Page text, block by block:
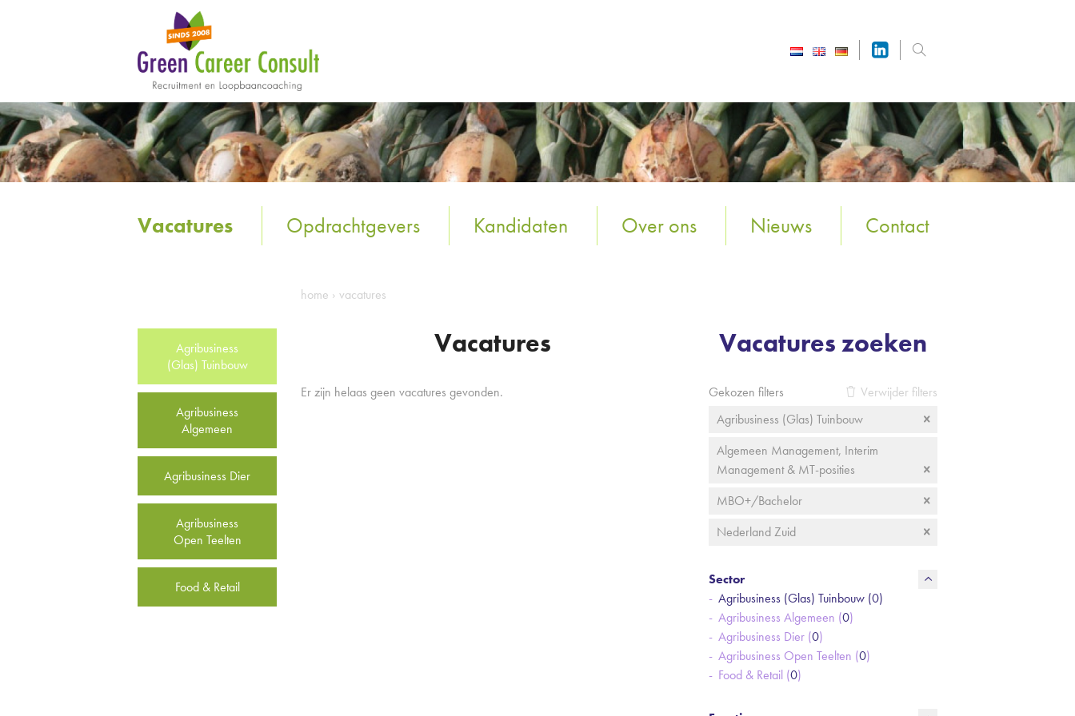
Vacatures Opdrachtgevers Kandidaten Over ons Nieuws Contact
home › vacatures
Vacatures
Er zijn helaas geen vacatures gevonden.
Agribusiness
(Glas) Tuinbouw
Agribusiness
Algemeen
Agribusiness Dier
Agribusiness
Open Teelten
Food & Retail
Vacatures zoeken
Gekozen filters
Verwijder filters
Agribusiness (Glas) Tuinbouw
Algemeen Management, Interim
Management & MT-posities
MBO+/Bachelor
Nederland Zuid
Sector
Agribusiness (Glas) Tuinbouw (0)
Agribusiness Algemeen (0)
Agribusiness Dier (0)
Agribusiness Open Teelten (0)
Food & Retail (0)